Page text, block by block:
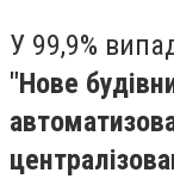
У 99,9%
"Нове